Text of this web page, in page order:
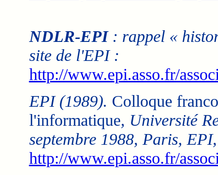
NDLR-EPI: rappel «
site de l'EPI :
http://www.epi.asso.fr/
EPI (1989). Colloque
l'informatique, Université
septembre 1988, Paris,
http://www.epi.asso.fr/